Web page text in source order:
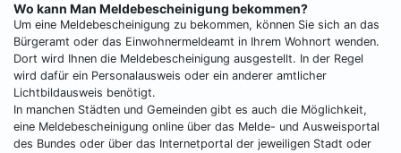
Wo kann Man Meldebescheinigung bekommen?
Um eine Meldebescheinigung zu bekommen, können Sie sich an das
Bürgeramt oder das Einwohnermeldeamt in Ihrem Wohnort wenden.
Dort wird Ihnen die Meldebescheinigung ausgestellt. In der Regel
wird dafür ein Personalausweis oder ein anderer amtlicher
Lichtbildausweis benötigt.
In manchen Städten und Gemeinden gibt es auch die Möglichkeit,
eine Meldebescheinigung online über das Melde- und Ausweisportal
des Bundes oder über das Internetportal der jeweiligen Stadt oder